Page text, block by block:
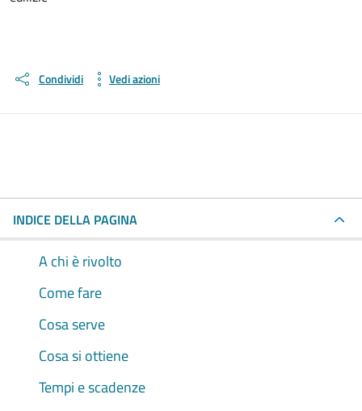
Condividi Vedi azioni
INDICE DELLA PAGINA
A chi è rivolto
Come fare
Cosa serve
Cosa si ottiene
Tempi e scadenze